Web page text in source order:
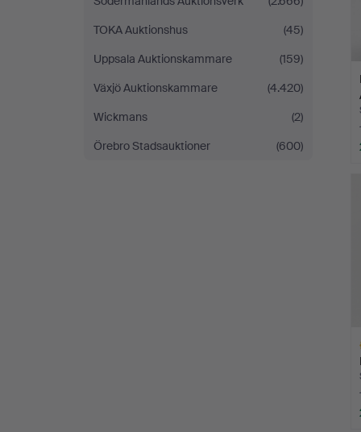
TOKA Auktionshus
(45)
Uppsala Auktionskammare
(159)
Växjö Auktionskammare
(4.420)
Wickmans
(2)
Örebro Stadsauktioner
(600)